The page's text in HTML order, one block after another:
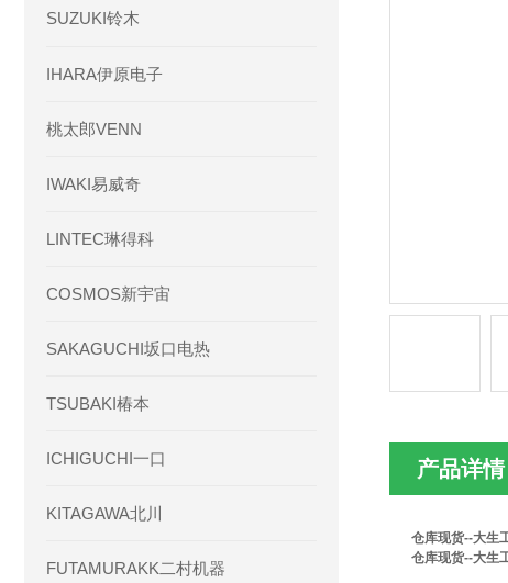
SUZUKI铃木
IHARA伊原电子
桃太郎VENN
IWAKI易威奇
LINTEC琳得科
COSMOS新宇宙
SAKAGUCHI坂口电热
TSUBAKI椿本
ICHIGUCHI一口
KITAGAWA北川
FUTAMURAKK二村机器
产品详情
仓库现货--大生
仓库现货--大生